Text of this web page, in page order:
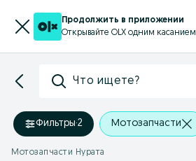
Продолжить в приложении
Открывайте OLX одним касанием
Что ищете?
Фильтры·2 Мотозапчасти
Мотозапчасти Нурата